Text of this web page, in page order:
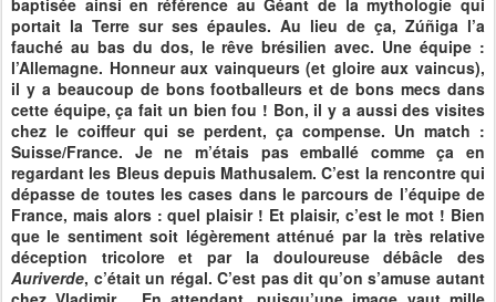
baptisée ainsi en référence au Géant de la mythologie qui
portait la Terre sur ses épaules. Au lieu de ça, Zúñiga l’a
fauché au bas du dos, le rêve brésilien avec. Une équipe :
l’Allemagne. Honneur aux vainqueurs (et gloire aux vaincus),
il y a beaucoup de bons footballeurs et de bons mecs dans
cette équipe, ça fait un bien fou ! Bon, il y a aussi des visites
chez le coiffeur qui se perdent, ça compense. Un match :
Suisse/France. Je ne m’étais pas emballé comme ça en
regardant les Bleus depuis Mathusalem. C’est la rencontre qui
dépasse de toutes les cases dans le parcours de l’équipe de
France, mais alors : quel plaisir ! Et plaisir, c’est le mot ! Bien
que le sentiment soit légèrement atténué par la très relative
déception tricolore et par la douloureuse débâcle des
Auriverde, c’était un régal. C’est pas dit qu’on s’amuse autant